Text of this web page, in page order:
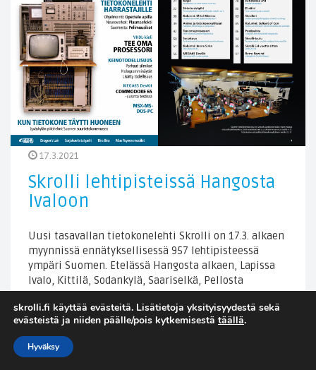
17.3.2021
Skrolli lehtipisteissä Hangosta
Ivaloon
Uusi tasavallan tietokonelehti Skrolli on 17.3. alkaen
myynnissä ennätyksellisessä 957 lehtipisteessä
ympäri Suomen. Etelässä Hangosta alkaen, Lapissa
Ivalo, Kittilä, Sodankylä, Saariselkä, Pellosta
Sallaan… Kansijuttuna lehdessä Suomen
suurtietokonemuseo Jyväskylässä. Löydä omasi
myyntipistehaulla.
Lue lisää
skrolli.fi käyttää evästeitä. Lisätietoja yksityisyydestä sekä
evästeistä ja niiden päälle/pois kytkemisestä täällä.
Hyväksy